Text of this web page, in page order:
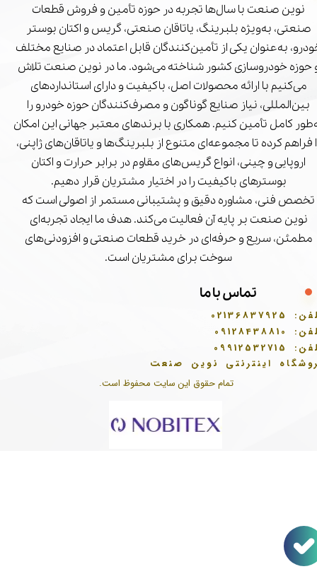
تمام حقوق این سایت محفوظ است.
نوین صنعت با سال‌ها تجربه در حوزه تأمین و فروش قطعات
صنعتی، به‌ویژه بلبرینگ، یاتاقان صنعتی، گریس و اکتان بوستر
به‌عنوان یکی از تأمین‌کنندگان قابل اعتماد در صنایع مختلف
حوزه خودروسازی کشور شناخته می‌شود. ما در نوین صنعت تلاش
می‌کنیم با ارائه محصولات اصل، باکیفیت و دارای استانداردهای
بین‌المللی، نیاز صنایع گوناگون و مصرف‌کنندگان حوزه خودرو را
کامل تأمین کنیم. همکاری با برندهای معتبر جهانی این امکان
فراهم کرده تا مجموعه‌ای متنوع از بلبرینگ‌ها و یاتاقان‌های ژاپنی،
اروپایی و چینی، انواع گریس‌های مقاوم در برابر حرارت و اکتان
بوسترهای باکیفیت را در اختیار مشتریان قرار دهیم.
تخصص فنی، مشاوره دقیق و پشتیبانی مستمر از اصولی است که
نوین صنعت بر پایه آن فعالیت می‌کند. هدف ما ایجاد تجربه‌ای
مطمئن، سریع و حرفه‌ای در خرید قطعات صنعتی و افزودنی‌های
سوخت برای مشتریان است.
تماس با ما
02136837925
09128438810
09912532715
اینترنتی نوین صنعت